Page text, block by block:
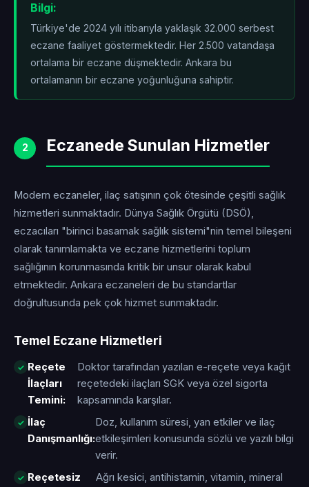
Bilgi:
Türkiye'de 2024 yılı itibarıyla yaklaşık 32.000 serbest
eczane faaliyet göstermektedir. Her 2.500 vatandaşa
ortalama bir eczane düşmektedir. Ankara bu
ortalamanın bir eczane yoğunluğuna sahiptir.
2 Eczanede Sunulan Hizmetler
Modern eczaneler, ilaç satışının çok ötesinde çeşitli sağlık
hizmetleri sunmaktadır. Dünya Sağlık Örgütü (DSÖ),
eczacıları "birinci basamak sağlık sistemi"nin temel bileşeni
olarak tanımlamakta ve eczane hizmetlerini toplum
sağlığının korunmasında kritik bir unsur olarak kabul
etmektedir. Ankara eczaneleri de bu standartlar
doğrultusunda pek çok hizmet sunmaktadır.
Temel Eczane Hizmetleri
Reçete
İlaçları
Temini:
Doktor tarafından yazılan e-reçete veya kağıt
reçetedeki ilaçları SGK veya özel sigorta
kapsamında karşılar.
İlaç
Danışmanlığı:
Doz, kullanım süresi, yan etkiler ve ilaç
etkileşimleri konusunda sözlü ve yazılı bilgi
verir.
Reçetesiz
Ağrı kesici, antihistamin, vitamin, mineral